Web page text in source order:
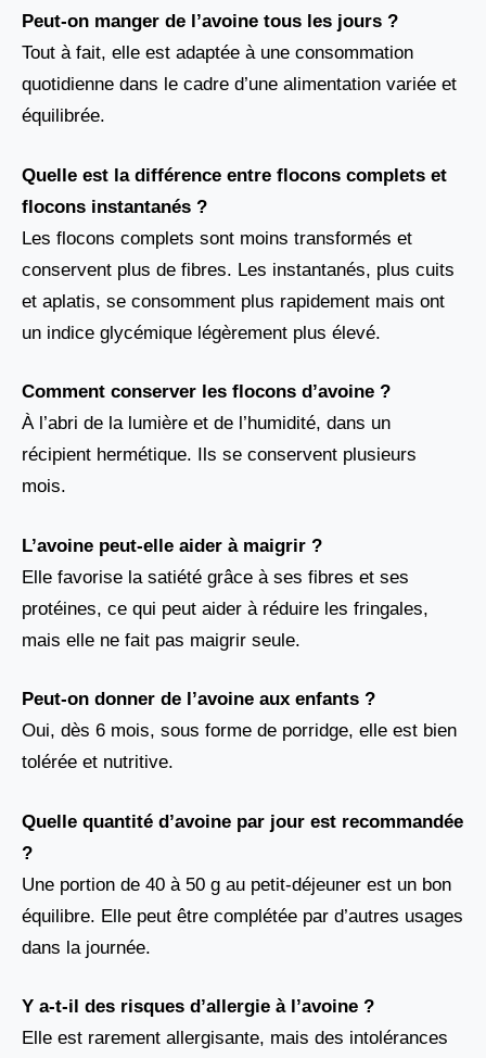
Peut-on manger de l’avoine tous les jours ?
Tout à fait, elle est adaptée à une consommation
quotidienne dans le cadre d’une alimentation variée et
équilibrée.
Quelle est la différence entre flocons complets et
flocons instantanés ?
Les flocons complets sont moins transformés et
conservent plus de fibres. Les instantanés, plus cuits
et aplatis, se consomment plus rapidement mais ont
un indice glycémique légèrement plus élevé.
Comment conserver les flocons d’avoine ?
À l’abri de la lumière et de l’humidité, dans un
récipient hermétique. Ils se conservent plusieurs
mois.
L’avoine peut-elle aider à maigrir ?
Elle favorise la satiété grâce à ses fibres et ses
protéines, ce qui peut aider à réduire les fringales,
mais elle ne fait pas maigrir seule.
Peut-on donner de l’avoine aux enfants ?
Oui, dès 6 mois, sous forme de porridge, elle est bien
tolérée et nutritive.
Quelle quantité d’avoine par jour est recommandée
?
Une portion de 40 à 50 g au petit-déjeuner est un bon
équilibre. Elle peut être complétée par d’autres usages
dans la journée.
Y a-t-il des risques d’allergie à l’avoine ?
Elle est rarement allergisante, mais des intolérances